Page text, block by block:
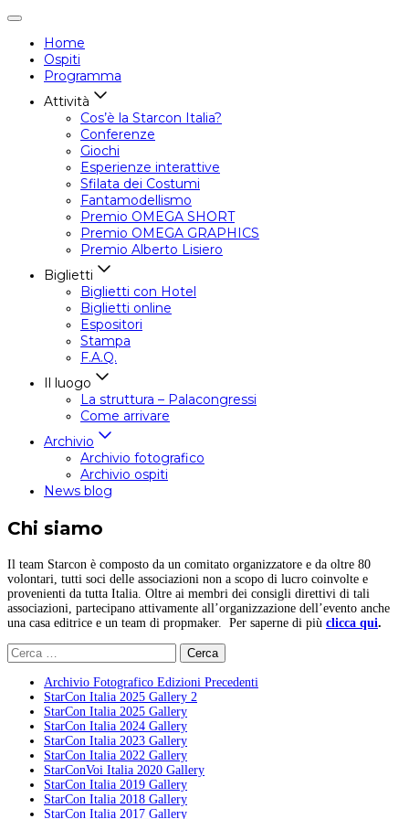
Attiva/disattiva
navigazione
Home
Ospiti
Programma
Attività
Cos’è la Starcon Italia?
Conferenze
Giochi
Esperienze interattive
Sfilata dei Costumi
Fantamodellismo
Premio OMEGA SHORT
Premio OMEGA GRAPHICS
Premio Alberto Lisiero
Biglietti
Biglietti con Hotel
Biglietti online
Espositori
Stampa
F.A.Q.
Il luogo
La struttura – Palacongressi
Come arrivare
Archivio
Archivio fotografico
Archivio ospiti
News blog
Chi siamo
Il team Starcon è composto da un comitato organizzatore e da oltre 80
volontari, tutti soci delle associazioni non a scopo di lucro coinvolte e
provenienti da tutta Italia. Oltre ai membri dei consigli direttivi di tali
associazioni, partecipano attivamente all’organizzazione dell’evento anche
una casa editrice e un team di propmaker. Per saperne di più clicca qui.
Ricerca
per:
Archivio Fotografico Edizioni Precedenti
StarCon Italia 2025 Gallery 2
StarCon Italia 2025 Gallery
StarCon Italia 2024 Gallery
StarCon Italia 2023 Gallery
StarCon Italia 2022 Gallery
StarConVoi Italia 2020 Gallery
StarCon Italia 2019 Gallery
StarCon Italia 2018 Gallery
StarCon Italia 2017 Gallery